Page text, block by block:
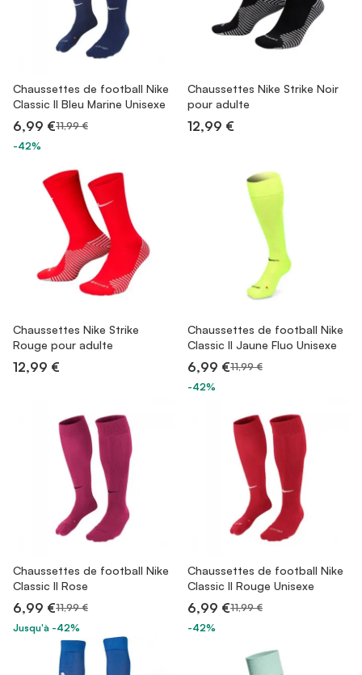
Chaussettes de football Nike
Classic II Bleu Marine Unisexe
6,99 €11,99 €
-42%
Chaussettes Nike Strike Noir
pour adulte
12,99 €
Chaussettes Nike Strike
Rouge pour adulte
12,99 €
Chaussettes de football Nike
Classic II Jaune Fluo Unisexe
6,99 €11,99 €
-42%
Chaussettes de football Nike
Classic II Rose
6,99 €11,99 €
Jusqu'à -42%
Chaussettes de football Nike
Classic II Rouge Unisexe
6,99 €11,99 €
-42%